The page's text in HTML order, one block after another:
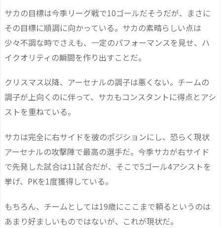
サカの目標は今季リーグ戦で10ゴールだそうだが、まさに
その目標に順調に向かっている。サカの素晴らしい点は
少々不調な時でさえも、一定のパフォーマンスを見せ、ハ
イクオリティの瞬間を作り出すことだ。
クリスマス以降、アーセナルの調子は悪くない。チームの
調子が上向くのに伴って、サカもコンスタントに得点とアシ
ストを重ねている。
サカは完全に右サイドを彼のポジションにし、恐らく現状
アーセナルの攻撃陣で最高の選手だ。今季サカが右サイド
で先発した試合は11試合だが、そこで5ゴール4アシストを
挙げ、PKを1度獲得している。
もちろん、チームとしては19歳にここまで頼るというのは
あまり好ましいものではないが、これが現状だ。